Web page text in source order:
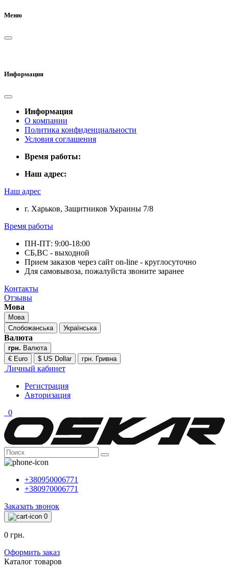
Меню
Информация
Информация
О компании
Политика конфиденциальности
Условия соглашения
Время работы:
Наш адрес:
Наш адрес
г. Харьков, Защитников Украины 7/8
Время работы
ПН-ПТ: 9:00-18:00
СБ,ВС - выходной
Прием заказов через сайт on-line - круглосуточно
Для самовывоза, пожалуйста звоните заранее
Контакты
Отзывы
Мова
Мова
Слобожанська
Українська
Валюта
грн. Валюта
€ Euro
$ US Dollar грн. Гривна
Личный кабинет
Регистрация
Авторизация
0
+380950006771
+380970006771
Заказать звонок
0
0 грн.
Оформить заказ
Каталог товаров